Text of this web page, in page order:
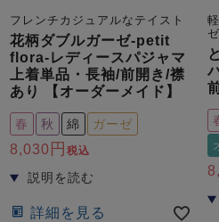
フレンチカジュアルなテイスト
花柄ダブルガーゼ-petit
flora-レディースパジャマ
上着単品・長袖/前開き/襟
あり 【オーダーメイド】
春 秋 綿 ガーゼ
8,030 税込
詳細を見る
ゼ